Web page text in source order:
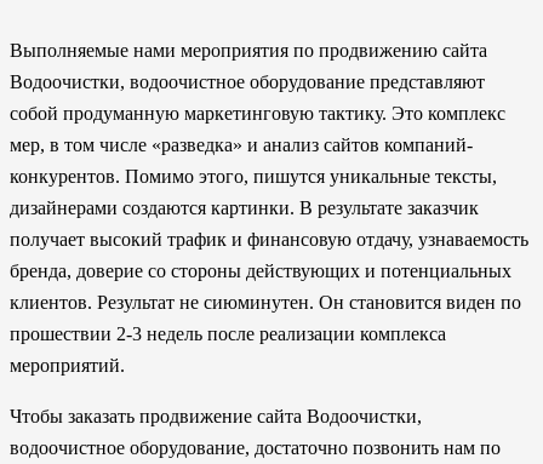
Выполняемые нами мероприятия по продвижению сайта
Водоочистки, водоочистное оборудование представляют
собой продуманную маркетинговую тактику. Это комплекс
мер, в том числе «разведка» и анализ сайтов компаний-
конкурентов. Помимо этого, пишутся уникальные тексты,
дизайнерами создаются картинки. В результате заказчик
получает высокий трафик и финансовую отдачу, узнаваемость
бренда, доверие со стороны действующих и потенциальных
клиентов. Результат не сиюминутен. Он становится виден по
прошествии 2-3 недель после реализации комплекса
мероприятий.
Чтобы заказать продвижение сайта Водоочистки,
водоочистное оборудование, достаточно позвонить нам по